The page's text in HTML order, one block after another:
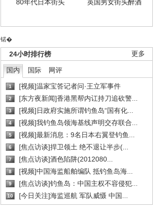
80年代日本街头 英国男女街头醉酒
锘�
更多
24小时排行榜
国内 国际 网评
1 [视频]温家宝答记者问·王立军事件
2 [东方夜新闻]香港黑帮内讧持刀追砍警...
3 [视频]日政府实施所谓钓鱼岛“国有化...
4 [视频]我钓鱼岛领海基线声明交存联合...
5 [视频]最新消息：9名日本右翼登钓鱼...
6 [焦点访谈]捍卫领土 绝不退让半步(...
7 [焦点访谈]酒色陷阱(2012080...
8 [视频]中国海监船舶编队 抵钓鱼岛海...
9 [焦点访谈]钓鱼岛：中国主权不容侵犯...
10 [今日关注]海监巡航 军队威慑 中国...